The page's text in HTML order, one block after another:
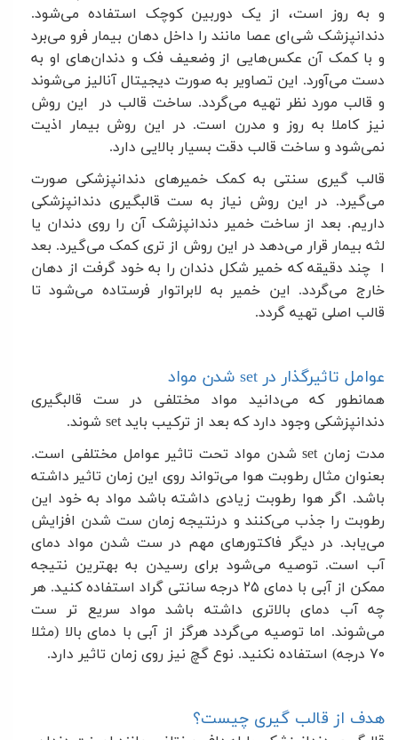
و به روز است، از یک دوربین کوچک استفاده می‌شود.
دندانپزشک شی‌ای عصا مانند را داخل دهان بیمار فرو می‌برد
و با کمک آن عکس‌هایی از وضعیف فک و دندان‌های او به
دست می‌آورد. این تصاویر به صورت دیجیتال آنالیز می‌شوند
و قالب مورد نظر تهیه می‌گردد. ساخت قالب در این روش
نیز کاملا به روز و مدرن است. در این روش بیمار اذیت
نمی‌شود و ساخت قالب دقت بسیار بالایی دارد.
قالب گیری سنتی به کمک خمیرهای دندانپزشکی صورت
می‌گیرد. در این روش نیاز به ست قالبگیری دندانپزشکی
داریم. بعد از ساخت خمیر دندانپزشک آن را روی دندان یا
لثه بیمار قرار می‌دهد در این روش از تری کمک می‌گیرد. بعد
ا چند دقیقه که خمیر شکل دندان را به خود گرفت از دهان
خارج می‌گردد. این خمیر به لابراتوار فرستاده می‌شود تا
قالب اصلی تهیه گردد.
عوامل تاثیرگذار در set شدن مواد
همانطور که می‌دانید مواد مختلفی در ست قالبگیری
دندانپزشکی وجود دارد که بعد از ترکیب بایدset شوند.
مدت زمان set شدن مواد تحت تاثیر عوامل مختلفی است.
بعنوان مثال رطوبت هوا می‌تواند روی این زمان تاثیر داشته
باشد. اگر هوا رطوبت زیادی داشته باشد مواد به خود این
رطوبت را جذب می‌کنند و درنتیجه زمان ست شدن افزایش
می‌یابد. در دیگر فاکتورهای مهم در ست شدن مواد دمای
آب است. توصیه می‌شود برای رسیدن به بهترین نتیجه
ممکن از آبی با دمای ۲۵ درجه سانتی گراد استفاده کنید. هر
چه آب دمای بالاتری داشته باشد مواد سریع تر ست
می‌شوند. اما توصیه می‌گردد هرگز از آبی با دمای بالا (مثلا
۷۰ درجه) استفاده نکنید. نوع گچ نیز روی زمان تاثیر دارد.
هدف از قالب گیری چیست؟